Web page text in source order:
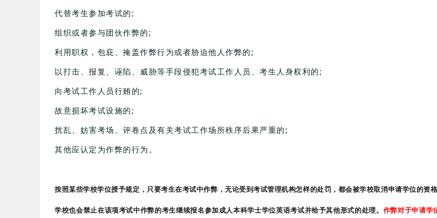
代替考生参加考试的;
组织或者参与团伙作弊的;
利用职权，包庇、掩盖作弊行为或者胁迫他人作弊的;
以打击、报复、诬陷、威胁等手段侵犯考试工作人员、考生人身权利的;
向考试工作人员行贿的;
故意损坏考试设施的;
扰乱、妨害考场、评卷点及有关考试工作场所秩序后果严重的;
其他应认定为作弊的行为。
按照某些学校学位授予规定，只要考生在考试中作弊，无论受到考试管理机构怎样的处罚，都会被学校取消申请学位的资格
学校也会禁止在该项考试中作弊的考生继续报名参加成人本科学士学位英语考试并给予其他形式的处理。 作弊对于申请学